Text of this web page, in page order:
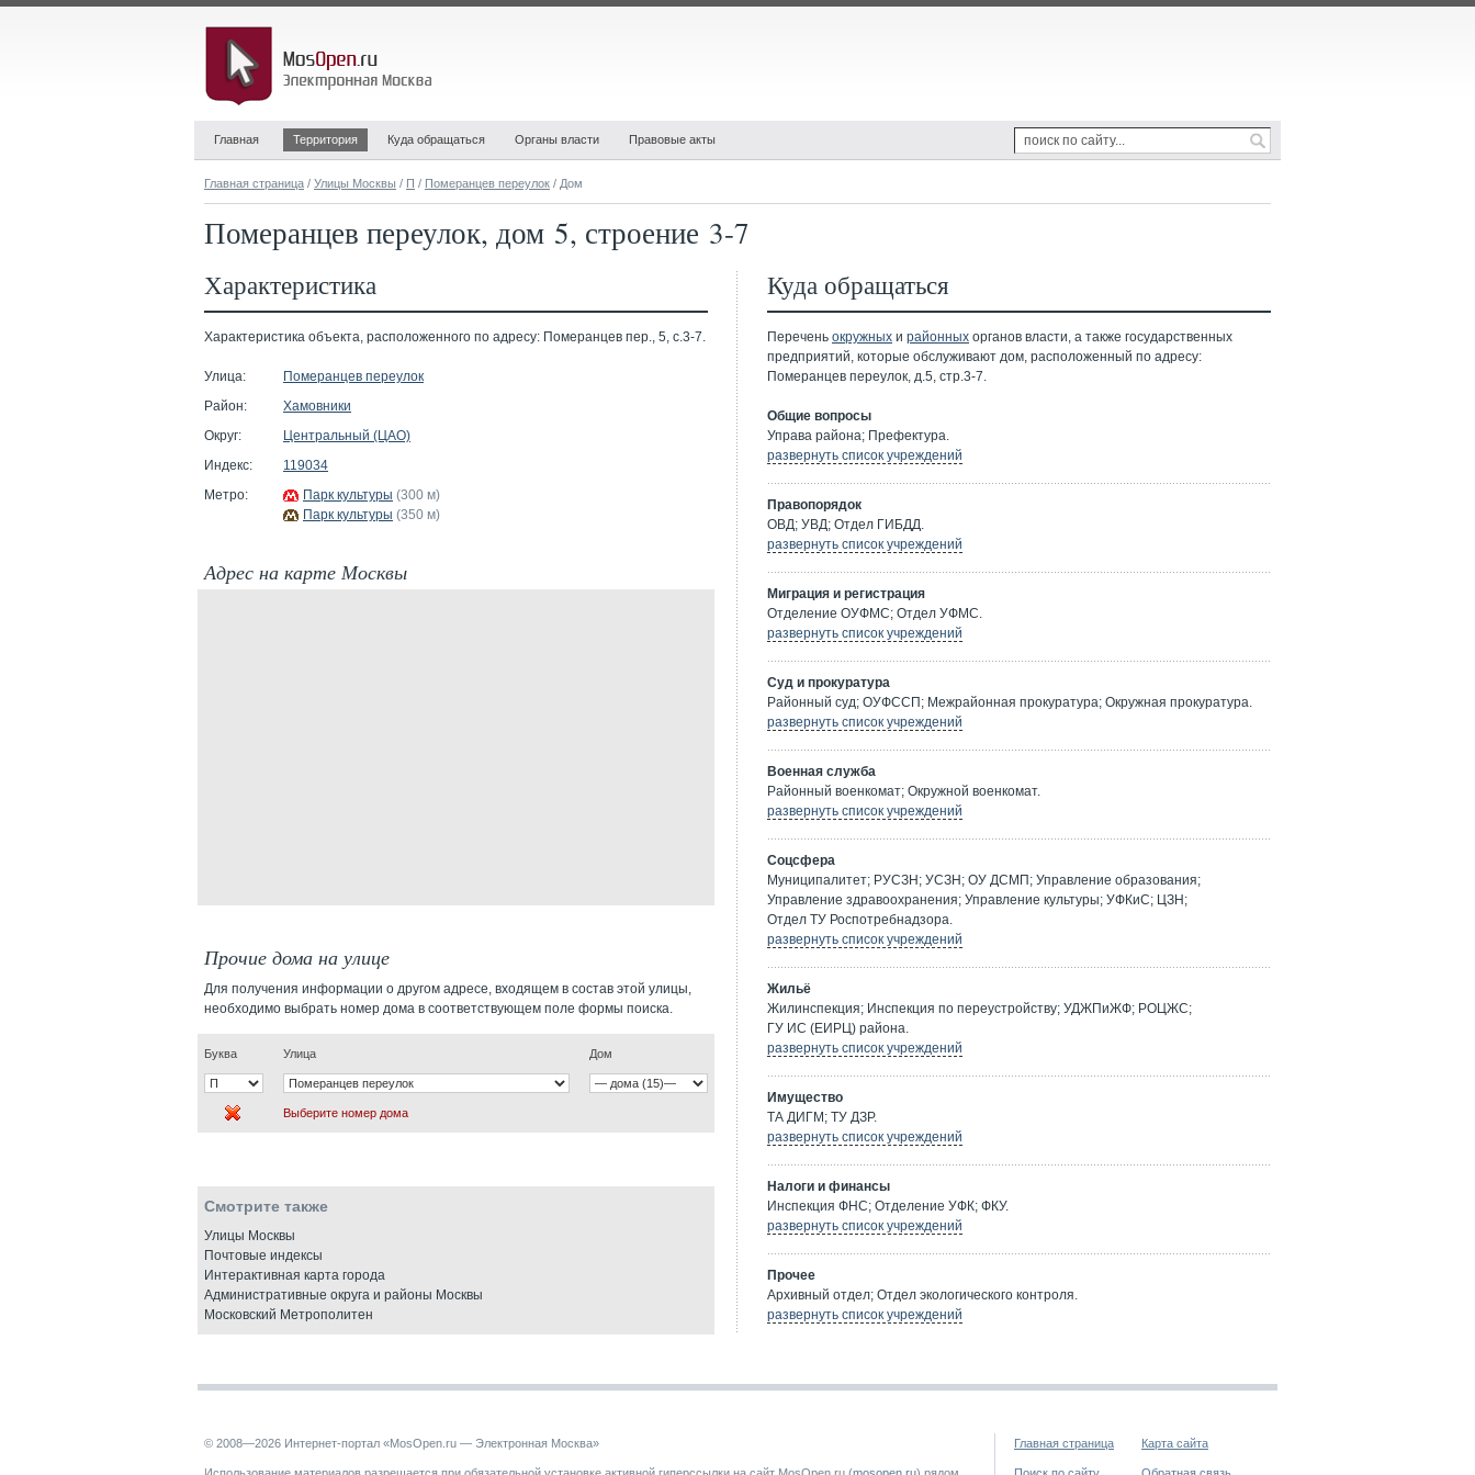
Главная Территория Куда обращаться Органы власти Правовые акты
Главная страница / Улицы Москвы / П / Померанцев переулок / Дом
Померанцев переулок, дом 5, строение 3-7
Характеристика
Характеристика объекта, расположенного по адресу: Померанцев пер., 5, с.3-7.
Улица:
Померанцев переулок
Район:
Хамовники
Округ:
Центральный (ЦАО)
Индекс:
119034
Метро:
Парк культуры (300 м)
Парк культуры (350 м)
Адрес на карте Москвы
Прочие дома на улице
Для получения информации о другом адресе, входящем в состав этой улицы,
необходимо выбрать номер дома в соответствующем поле формы поиска.
Буква Улица Дом
Выберите номер дома
Смотрите также
Улицы Москвы
Почтовые индексы
Интерактивная карта города
Административные округа и районы Москвы
Московский Метрополитен
Куда обращаться
Перечень окружных и районных органов власти, а также государственных
предприятий, которые обслуживают дом, расположенный по адресу:
Померанцев переулок, д.5, стр.3-7.
Общие вопросы
Управа района; Префектура.
развернуть список учреждений
Правопорядок
ОВД; УВД; Отдел ГИБДД.
развернуть список учреждений
Миграция и регистрация
Отделение ОУФМС; Отдел УФМС.
развернуть список учреждений
Суд и прокуратура
Районный суд; ОУФССП; Межрайонная прокуратура; Окружная прокуратура.
развернуть список учреждений
Военная служба
Районный военкомат; Окружной военкомат.
развернуть список учреждений
Соцсфера
Муниципалитет; РУСЗН; УСЗН; ОУ ДСМП; Управление образования;
Управление здравоохранения; Управление культуры; УФКиС; ЦЗН;
Отдел ТУ Роспотребнадзора.
развернуть список учреждений
Жильё
Жилинспекция; Инспекция по переустройству; УДЖПиЖФ; РОЦЖС;
ГУ ИС (ЕИРЦ) района.
развернуть список учреждений
Имущество
ТА ДИГМ; ТУ ДЗР.
развернуть список учреждений
Налоги и финансы
Инспекция ФНС; Отделение УФК; ФКУ.
развернуть список учреждений
Прочее
Архивный отдел; Отдел экологического контроля.
развернуть список учреждений
© 2008—2026 Интернет-портал «MosOpen.ru — Электронная Москва» Главная страница Карта сайта